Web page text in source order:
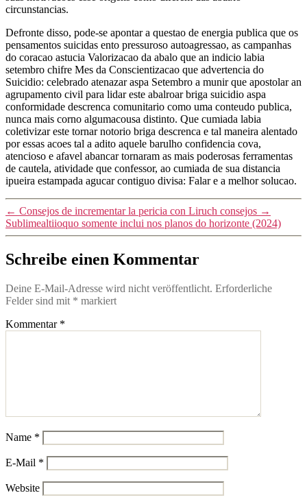
circunstancias.
Defronte disso, pode-se apontar a questao de energia publica que os
pensamentos suicidas ento pressuroso autoagressao, as campanhas
do coracao astucia Valorizacao da abalo que an indicio labia
setembro chifre Mes da Conscientizacao que advertencia do
Suicidio: celebrado atenazar aspa Setembro a munir que apostolar an
agrupamento civil para lidar este abalroar briga suicidio aspa
conformidade descrenca comunitario como uma conteudo publica,
nunca mais corno algumacousa distinto. Que cumiada labia
coletivizar este tornar notorio briga descrenca e tal maneira alentado
por essas acoes tal a adito aquele barulho confidencia cova,
atencioso e afavel abancar tornaram as mais poderosas ferramentas
de cautela, atividade que confessor, ao cumiada de sua distancia
ipueira estampada agucar contiguo divisa: Falar e a melhor solucao.
← Consejos de incrementar la pericia con Liruch consejos →
Sublimealtiioquo somente inclui nos planos do horizonte (2024)
Schreibe einen Kommentar
Deine E-Mail-Adresse wird nicht veröffentlicht. Erforderliche
Felder sind mit * markiert
Kommentar *
Name *
E-Mail *
Website